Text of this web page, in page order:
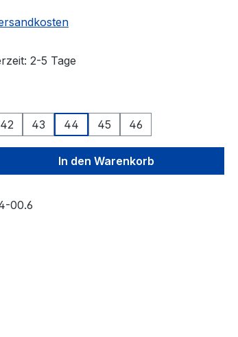
2-5 Tage
42 43 44 45 46
den gewünschten Wert
In den Warenkorb
00.6